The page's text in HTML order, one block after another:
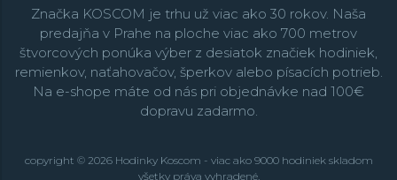
Značka KOSCOM je trhu už viac ako 30 rokov. Naša
predajňa v Prahe na ploche viac ako 700 metrov
štvorcových ponúka výber z desiatok značiek hodiniek,
remienkov, naťahovačov, šperkov alebo písacích potrieb.
Na e-shope máte od nás pri objednávke nad 100€
dopravu zadarmo.
copyright © 2026 Hodinky Koscom - viac ako 9000 hodiniek skladom
všetky práva vyhradené.